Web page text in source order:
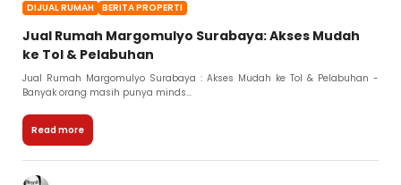
DIJUAL RUMAH BERITA PROPERTI
Jual Rumah Margomulyo Surabaya: Akses Mudah
ke Tol & Pelabuhan
Jual Rumah Margomulyo Surabaya : Akses Mudah ke Tol & Pelabuhan -
Banyak orang masih punya minds...
Read more